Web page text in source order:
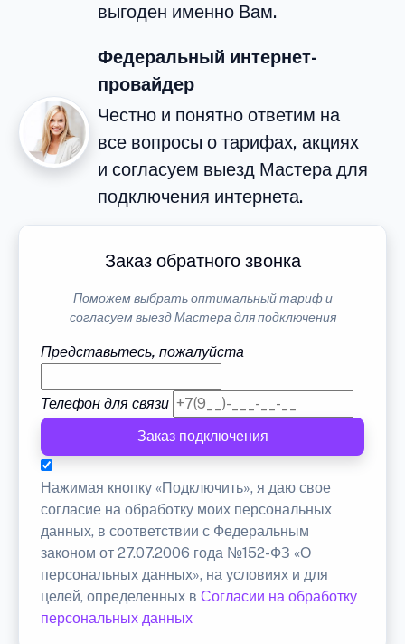
выгоден именно Вам.
Федеральный интернет-
провайдер
Честно и понятно ответим на
все вопросы о тарифах, акциях
и согласуем выезд Мастера для
подключения интернета.
Заказ обратного звонка
Поможем выбрать оптимальный тариф и
согласуем выезд Мастера для подключения
Представьтесь, пожалуйста
Телефон для связи
Заказ подключения
Нажимая кнопку «Подключить», я даю свое
согласие на обработку моих персональных
данных, в соответствии с Федеральным
законом от 27.07.2006 года №152-ФЗ «О
персональных данных», на условиях и для
целей, определенных в Согласии на обработку
персональных данных